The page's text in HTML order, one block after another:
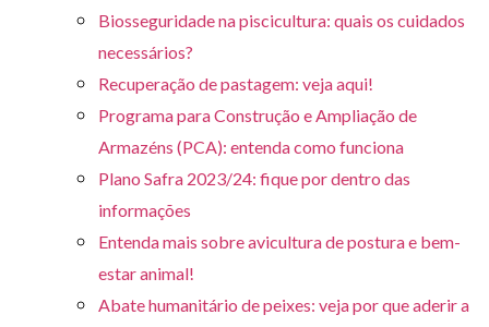
Biosseguridade na piscicultura: quais os cuidados
necessários?
Recuperação de pastagem: veja aqui!
Programa para Construção e Ampliação de
Armazéns (PCA): entenda como funciona
Plano Safra 2023/24: fique por dentro das
informações
Entenda mais sobre avicultura de postura e bem-
estar animal!
Abate humanitário de peixes: veja por que aderir a